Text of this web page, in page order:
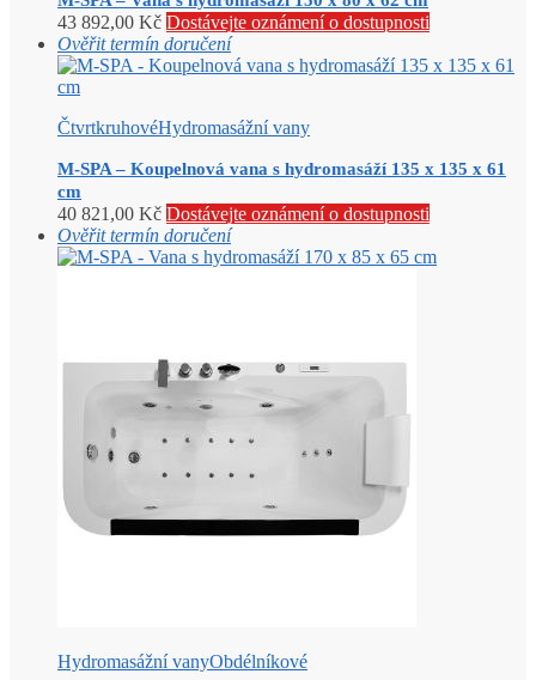
43 892,00 Kč Dostávejte oznámení o dostupnosti
Ověřit termín doručení
ČtvrtkruhovéHydromasážní vany
M-SPA – Koupelnová vana s hydromasáží 135 x 135 x 61
cm
40 821,00 Kč Dostávejte oznámení o dostupnosti
Ověřit termín doručení
Hydromasážní vanyObdélníkové